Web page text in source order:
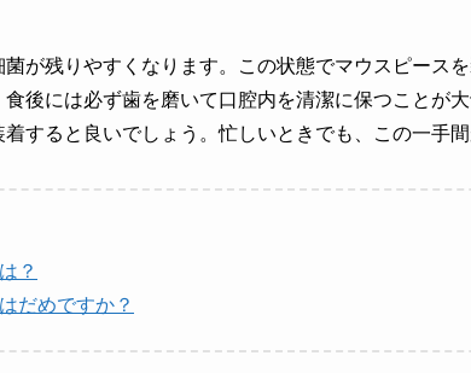
が残りやすくなります。この状態でマウスピース
後には必ず歯を磨いて口腔内を清潔に保つことが
すると良いでしょう。忙しいときでも、この一手
？
だめですか？